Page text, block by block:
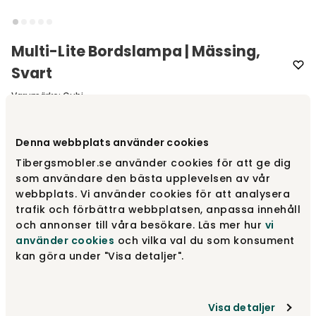
Denna webbplats använder cookies
Tibergsmobler.se använder cookies för att ge dig
som användare den bästa upplevelsen av vår
webbplats. Vi använder cookies för att analysera
trafik och förbättra webbplatsen, anpassa innehåll
och annonser till våra besökare. Läs mer hur vi
använder cookies och vilka val du som konsument
kan göra under "Visa detaljer".
Visa detaljer
Multi-Lite Bordslampa | Mässing,
Svart
Varumärke: Gubi
Välj färg Mässing | Svart
Mässing | Svart
Mässing | Desert Sage 9 699 kr
9 699 kr